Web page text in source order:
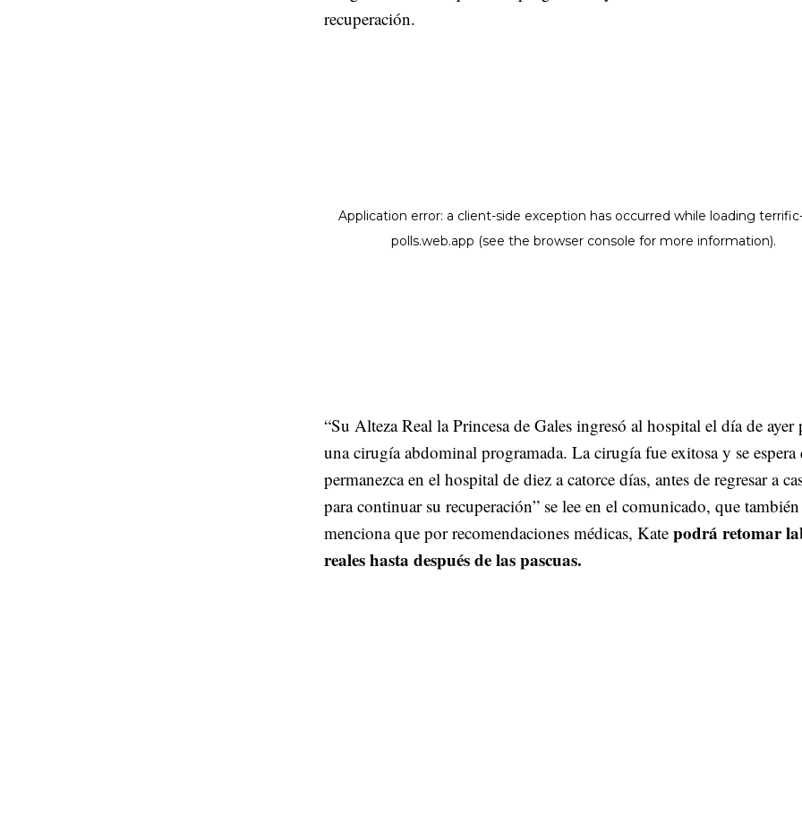
recuperación.
“Su Alteza Real la Princesa de Gales ingresó al hospital el día de ayer
una cirugía abdominal programada. La cirugía fue exitosa y se espera
permanezca en el hospital de diez a catorce días, antes de regresar a
para continuar su recuperación” se lee en el comunicado, que también
menciona que por recomendaciones médicas, Kate podrá retomar
reales hasta después de las pascuas.